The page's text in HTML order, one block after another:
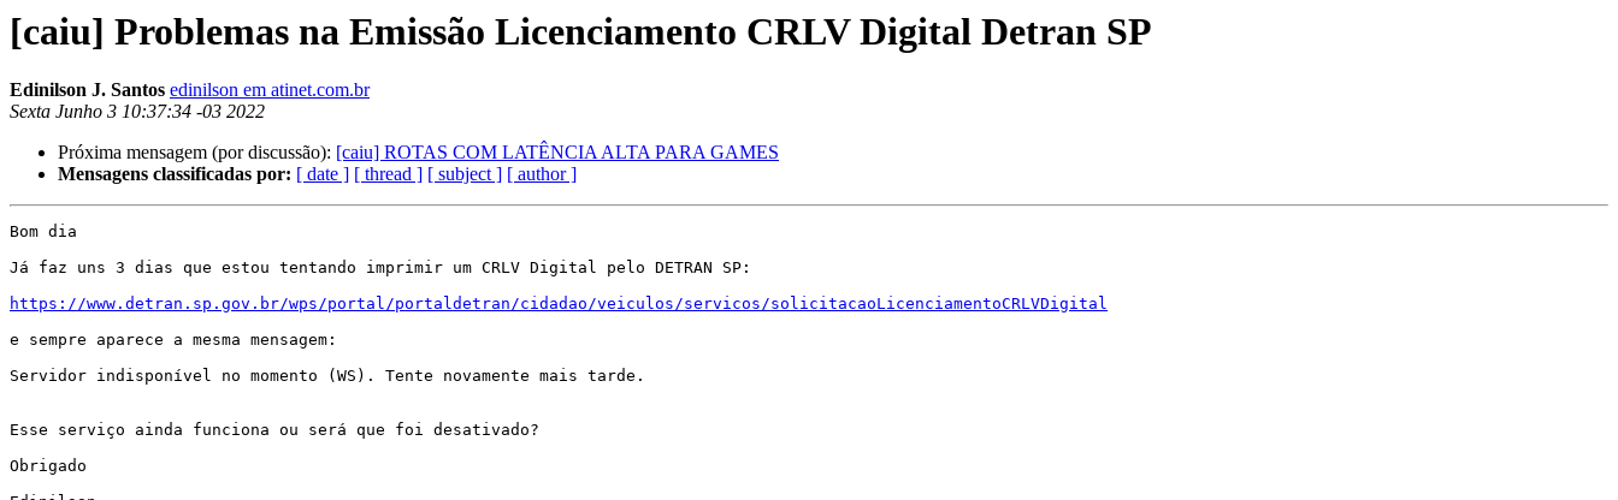
[caiu] Problemas na Emissão Licenciamento CRLV Digital Detran SP
Edinilson J. Santos edinilson em atinet.com.br
Sexta Junho 3 10:37:34 -03 2022
Próxima mensagem (por discussão): [caiu] ROTAS COM LATÊNCIA ALTA PARA GAMES
Mensagens classificadas por: [ date ] [ thread ] [ subject ] [ author ]
Bom dia
Já faz uns 3 dias que estou tentando imprimir um CRLV Digital pelo DETRAN SP:
https://www.detran.sp.gov.br/wps/portal/portaldetran/cidadao/veiculos/servicos/solicitacaoLicenciamentoCRLVDigital
e sempre aparece a mesma mensagem:
Servidor indisponível no momento (WS). Tente novamente mais tarde.
Esse serviço ainda funciona ou será que foi desativado?
Obrigado